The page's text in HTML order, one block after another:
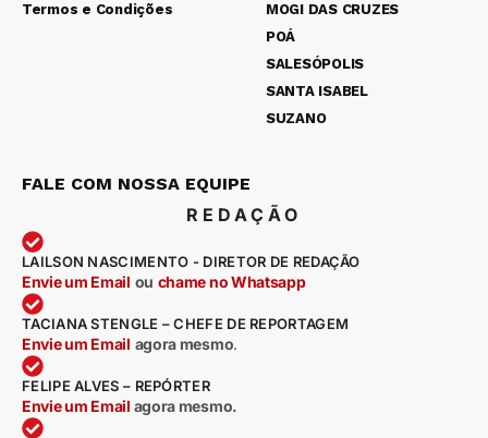
Termos e Condições
MOGI DAS CRUZES
POÁ
SALESÓPOLIS
SANTA ISABEL
SUZANO
FALE COM NOSSA EQUIPE
REDAÇÃO
LAILSON NASCIMENTO - DIRETOR DE REDAÇÃO
Envie um Email ou chame no Whatsapp
TACIANA STENGLE – CHEFE DE REPORTAGEM
Envie um Email agora mesmo.
FELIPE ALVES – REPÓRTER
Envie um Email agora mesmo.